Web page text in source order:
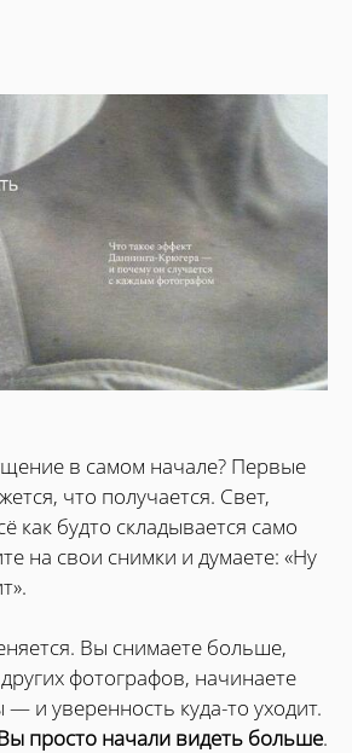
в самом начале? Первые
что получается. Свет,
как будто складывается само
на свои снимки и думаете: «Ну
Вы снимаете больше,
фотографов, начинаете
и уверенность куда-то уходит.
просто начали видеть больше.